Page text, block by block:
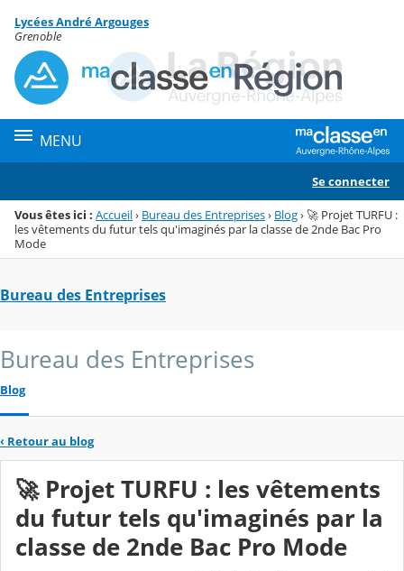
Menu de la rubrique
Contenu
Lycées André Argouges
Grenoble
MENU
Se connecter
Vous êtes ici : Accueil› Bureau des Entreprises› Blog›🚀 Projet TURFU :
les vêtements du futur tels qu'imaginés par la classe de 2nde Bac Pro
Mode
Bureau des Entreprises
Bureau des Entreprises
Blog
‹ Retour au blog
🚀 Projet TURFU : les vêtements
du futur tels qu'imaginés par la
classe de 2nde Bac Pro Mode